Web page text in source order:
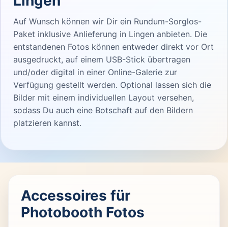
Auf Wunsch können wir Dir ein Rundum-Sorglos-
Paket inklusive Anlieferung in Lingen anbieten. Die
entstandenen Fotos können entweder direkt vor Ort
ausgedruckt, auf einem USB-Stick übertragen
und/oder digital in einer Online-Galerie zur
Verfügung gestellt werden. Optional lassen sich die
Bilder mit einem individuellen Layout versehen,
sodass Du auch eine Botschaft auf den Bildern
platzieren kannst.
Accessoires für
Photobooth Fotos